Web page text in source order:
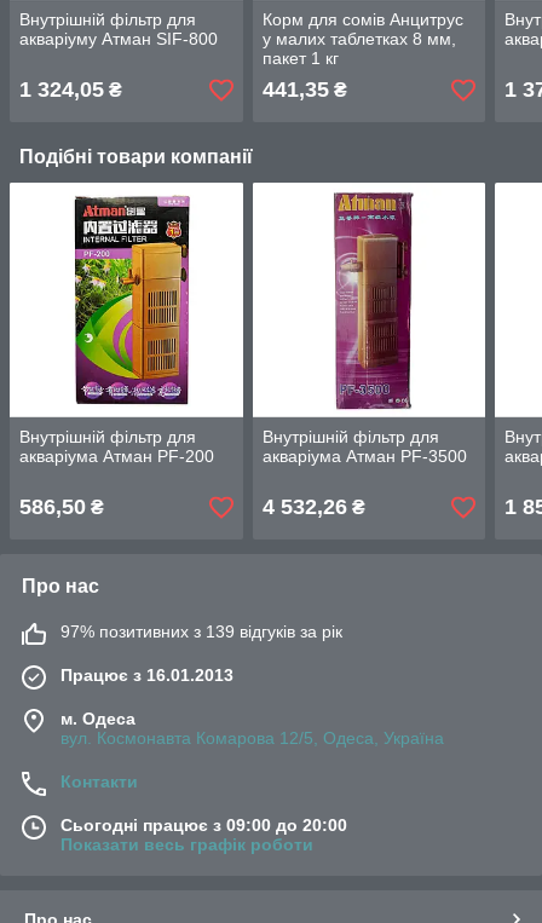
Внутрішній фільтр для
акваріуму Атман SIF-800
1 324,05 ₴
Корм для сомів Анцитрус
у малих таблетках 8 мм,
пакет 1 кг
441,35₴ 1
Подібні товари компанії
Внутрішній фільтр для
акваріума Атман PF-200
586,50 ₴
Внутрішній фільтр для
акваріума Атман PF-3500
4 532,26₴ 1
Про нас
97% позитивних з 139 відгуків за рік
Працює з 16.01.2013
м. Одеса
вул. Космонавта Комарова 12/5, Одеса, Україна
Контакти
Сьогодні працює з 09:00 до 20:00
Показати весь графік роботи